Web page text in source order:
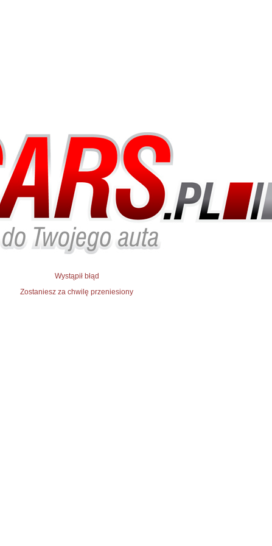
Wystąpił błąd
Zostaniesz za chwilę przeniesiony